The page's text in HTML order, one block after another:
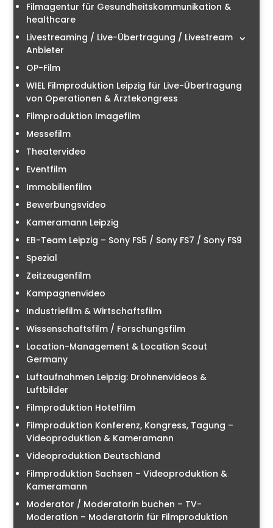
Filmagentur für Gesundheitskommunikation &
healthcare
Livestreaming / Live-Übertragung / Livestream
Anbieter
OP-Film
WIEL Filmproduktion Leipzig für Live-Übertragung
von Operationen & Ärztekongress
Filmproduktion Imagefilm
Messefilm
Theatervideo
Eventfilm
Immobilienfilm
Bewerbungsvideo
Kameramann Leipzig
EB-Team Leipzig – Sony FS5 / Sony FS7 / Sony FS9
Spezial
Zeitzeugenfilm
Kampagnenvideo
Industriefilm & Wirtschaftsfilm
Wissenschaftsfilm / Forschungsfilm
Location-Management & Location Scout
Germany
Luftaufnahmen Leipzig: Drohnenvideos &
Luftbilder
Filmproduktion Hotelfilm
Filmproduktion Konferenz, Kongress, Tagung –
Videoproduktion & Kameramann
Videoproduktion Deutschland
Filmproduktion Sachsen – Videoproduktion &
Kameramann
Moderator / Moderatorin buchen – TV-
Moderation – Moderatorin für Filmproduktion